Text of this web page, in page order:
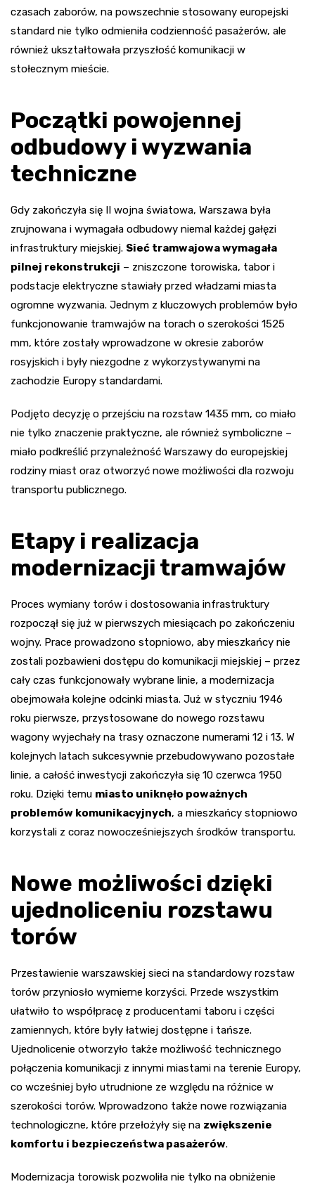
czasach zaborów, na powszechnie stosowany europejski
standard nie tylko odmieniła codzienność pasażerów, ale
również ukształtowała przyszłość komunikacji w
stołecznym mieście.
Początki powojennej
odbudowy i wyzwania
techniczne
Gdy zakończyła się II wojna światowa, Warszawa była
zrujnowana i wymagała odbudowy niemal każdej gałęzi
infrastruktury miejskiej. Sieć tramwajowa wymagała
pilnej rekonstrukcji – zniszczone torowiska, tabor i
podstacje elektryczne stawiały przed władzami miasta
ogromne wyzwania. Jednym z kluczowych problemów było
funkcjonowanie tramwajów na torach o szerokości 1525
mm, które zostały wprowadzone w okresie zaborów
rosyjskich i były niezgodne z wykorzystywanymi na
zachodzie Europy standardami.
Podjęto decyzję o przejściu na rozstaw 1435 mm, co miało
nie tylko znaczenie praktyczne, ale również symboliczne –
miało podkreślić przynależność Warszawy do europejskiej
rodziny miast oraz otworzyć nowe możliwości dla rozwoju
transportu publicznego.
Etapy i realizacja
modernizacji tramwajów
Proces wymiany torów i dostosowania infrastruktury
rozpoczął się już w pierwszych miesiącach po zakończeniu
wojny. Prace prowadzono stopniowo, aby mieszkańcy nie
zostali pozbawieni dostępu do komunikacji miejskiej – przez
cały czas funkcjonowały wybrane linie, a modernizacja
obejmowała kolejne odcinki miasta. Już w styczniu 1946
roku pierwsze, przystosowane do nowego rozstawu
wagony wyjechały na trasy oznaczone numerami 12 i 13. W
kolejnych latach sukcesywnie przebudowywano pozostałe
linie, a całość inwestycji zakończyła się 10 czerwca 1950
roku. Dzięki temu miasto uniknęło poważnych
problemów komunikacyjnych, a mieszkańcy stopniowo
korzystali z coraz nowocześniejszych środków transportu.
Nowe możliwości dzięki
ujednoliceniu rozstawu
torów
Przestawienie warszawskiej sieci na standardowy rozstaw
torów przyniosło wymierne korzyści. Przede wszystkim
ułatwiło to współpracę z producentami taboru i części
zamiennych, które były łatwiej dostępne i tańsze.
Ujednolicenie otworzyło także możliwość technicznego
połączenia komunikacji z innymi miastami na terenie Europy,
co wcześniej było utrudnione ze względu na różnice w
szerokości torów. Wprowadzono także nowe rozwiązania
technologiczne, które przełożyły się na zwiększenie
komfortu i bezpieczeństwa pasażerów.
Modernizacja torowisk pozwoliła nie tylko na obniżenie